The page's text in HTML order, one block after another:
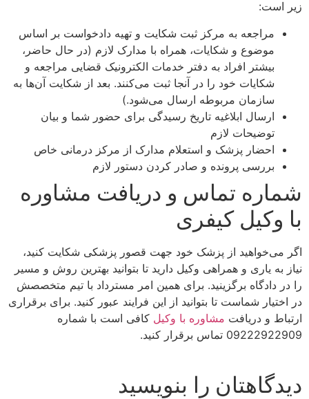
زیر است:
مراجعه به مرکز ثبت شکایت و تهیه دادخواست بر اساس
موضوع و شکایات، همراه با مدارک لازم (در حال حاضر،
بیشتر افراد به دفتر خدمات الکترونیک قضایی مراجعه و
شکایات خود را در آنجا ثبت می‌کنند. بعد از شکایت آن‌ها به
سازمان مربوطه ارسال می‌شود.)
ارسال ابلاغیه تاریخ رسیدگی برای حضور شما و بیان
توضیحات لازم
احضار پزشک و استعلام مدارک از مرکز درمانی خاص
بررسی پرونده و صادر کردن دستور لازم
شماره تماس و دریافت مشاوره
با وکیل کیفری
اگر می‌خواهید از پزشک خود جهت قصور پزشکی شکایت کنید،
نیاز به یاری و همراهی وکیل دارید تا بتوانید بهترین روش و مسیر
را در دادگاه برگزینید. برای همین امر مسترداد با تیم متخصصش
در اختیار شماست تا بتوانید از این فرایند عبور کنید. برای برقراری
ارتباط و دریافت مشاوره با وکیل کافی است با شماره
09222922909 تماس برقرار کنید.
دیدگاهتان را بنویسید